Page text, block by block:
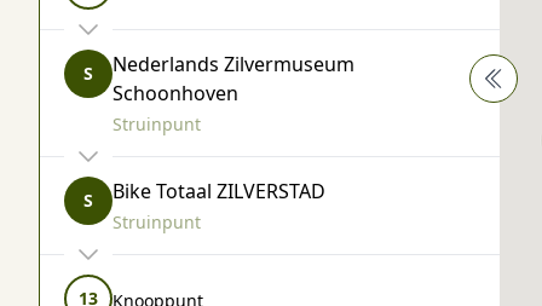
S
Nederlands Zilvermuseum
Schoonhoven
Struinpunt
S Bike Totaal ZILVERSTAD
Struinpunt
13 Knooppunt